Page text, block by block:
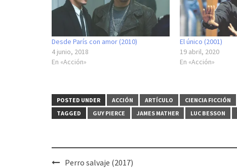
Desde París con amor (2010)
4 junio, 2018
En «Acción»
El único (2001)
19 abril, 2020
En «Acción»
POSTED UNDER ACCIÓN ARTÍCULO
CIENCIA FICCIÓN
TAGGED
GUY PIERCE JAMES MATHER LUC BESSON
PostPerro salvaje (2017)